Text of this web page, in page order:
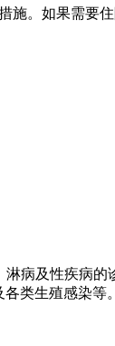
。如果需要
病及性疾病
类生殖感染等。